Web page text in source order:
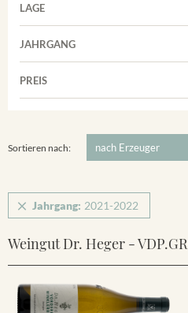
Weißwein
Grauburgunder
Riesling
LAGE
Achkarrer Schlossberg
Vorderer Winklerberg
Winklerberg Hinter Winklen
JAHRGANG
PREIS
Sortieren nach:
Jahrgang: 2021-2022
Weingut Dr. Heger -